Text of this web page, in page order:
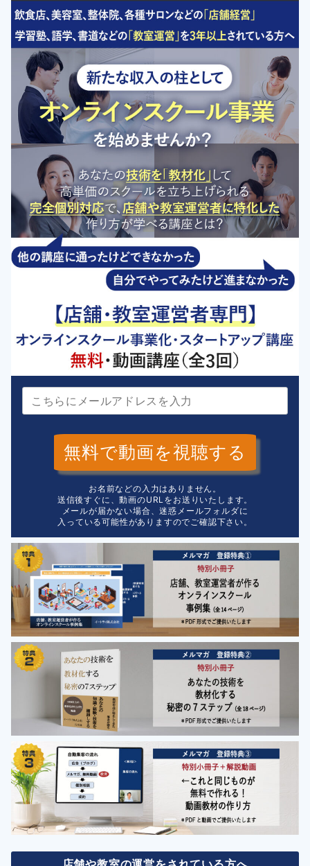
無料で動画を視聴する
お名前などの入力はありません。
送信後すぐに、動画のURLをお送りいたします。
メールが届かない場合、迷惑メールフォルダに
入っている可能性がありますのでご確認下さい。